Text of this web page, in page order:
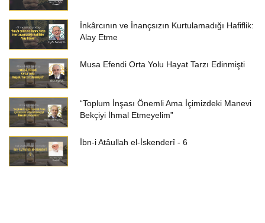
İnkârcının ve İnançsızın Kurtulamadığı Hafiflik:
Alay Etme
Musa Efendi Orta Yolu Hayat Tarzı Edinmişti
“Toplum İnşası Önemli Ama İçimizdeki Manevi
Bekçiyi İhmal Etmeyelim”
İbn-i Atâullah el-İskenderî - 6